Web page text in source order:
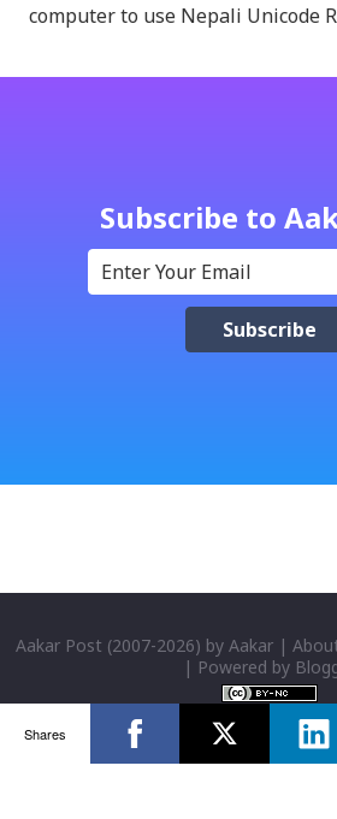
computer to use Nepali Unicode
Language and Regional settings;
Language Options; Go to
check box (install files..... Thai,
Asian...languages): Click apply-it
windows CD: Insert CD or you can
Subscribe to
Aakar Post (2007-2026) by Aakar|
| Powered by
Shares